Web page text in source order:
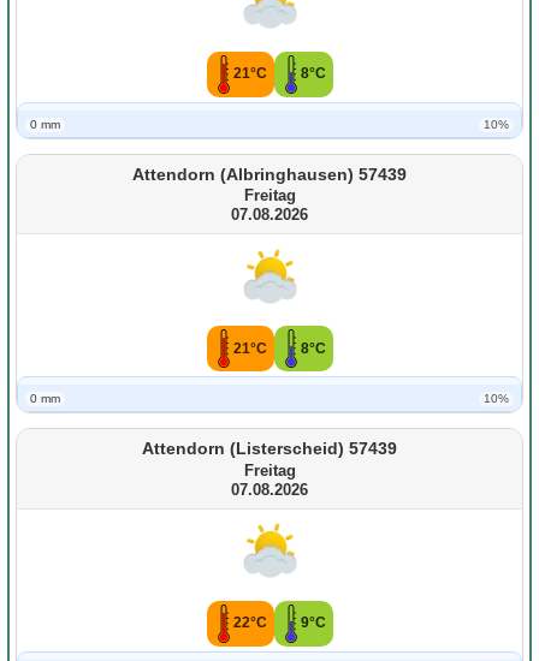
21°C 8°C
0 mm 10%
Attendorn (Albringhausen) 57439
Freitag
07.08.2026
21°C 8°C
0 mm 10%
Attendorn (Listerscheid) 57439
Freitag
07.08.2026
22°C 9°C